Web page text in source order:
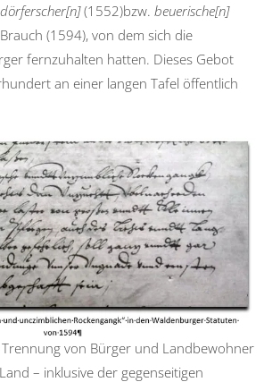
(1552)bzw. beuerische[n]
(1594), von dem sich die
fernzuhalten hatten. Dieses Gebot
an einer langen Tafel öffentlich
von Bürger und Landbewohner
– inklusive der gegenseitigen